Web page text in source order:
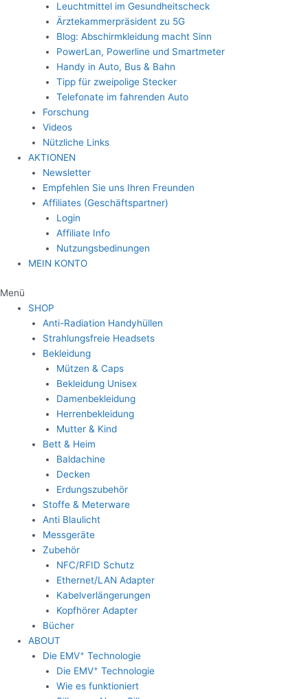
Leuchtmittel im Gesundheitscheck
Ärztekammerpräsident zu 5G
Blog: Abschirmkleidung macht Sinn
PowerLan, Powerline und Smartmeter
Handy in Auto, Bus & Bahn
Tipp für zweipolige Stecker
Telefonate im fahrenden Auto
Forschung
Videos
Nützliche Links
AKTIONEN
Newsletter
Empfehlen Sie uns Ihren Freunden
Affiliates (Geschäftspartner)
Login
Affiliate Info
Nutzungsbedinungen
MEIN KONTO
Menü
SHOP
Anti-Radiation Handyhüllen
Strahlungsfreie Headsets
Bekleidung
Mützen & Caps
Bekleidung Unisex
Damenbekleidung
Herrenbekleidung
Mutter & Kind
Bett & Heim
Baldachine
Decken
Erdungszubehör
Stoffe & Meterware
Anti Blaulicht
Messgeräte
Zubehör
NFC/RFID Schutz
Ethernet/LAN Adapter
Kabelverlängerungen
Kopfhörer Adapter
Bücher
ABOUT
Die EMV+ Technologie
Die EMV+ Technologie
Wie es funktioniert